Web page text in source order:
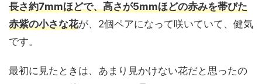
長さ約7mmほどで、高さが5mmほどの赤みを帯びた
赤紫の小さな花が、2個ペアになって咲いていて、健気
です。
最初に見たときは、あまり見かけない花だと思ったの